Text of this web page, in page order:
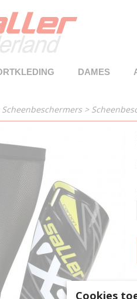
DAMES
Scheenbeschermers >
Cookies